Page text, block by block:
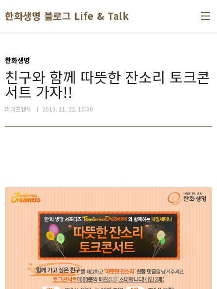
한화생명 블로그 Life & Talk
한화생명
친구와 함께 따뜻한 잔소리 토크콘
서트 가자!!
라이프앤톡 2013. 11. 22. 16:30